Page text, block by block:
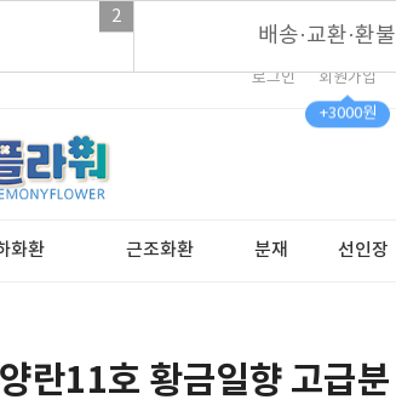
지급!
로그인
회원가입
+3000원
화환 근조화환 분재 선인장
란11호 황금일향 고급분
2
배송·교환·환불